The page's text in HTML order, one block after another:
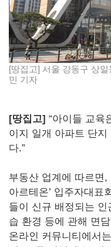
[땅집고] 서울 강동구 상
민 기자
[땅집고] “아이들 교육
이지 일개 아파트 단
다.”
부동산 업계에 따르면,
아르테온’ 입주자대표
들이 신규 배정되는
습 환경 등에 관해 면
온라인 커뮤니티에서